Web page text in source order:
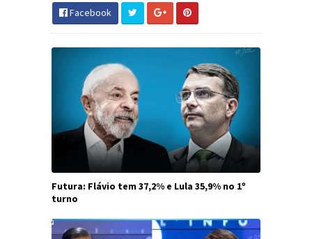
Facebook
Futura: Flávio tem 37,2% e Lula 35,9% no 1º
turno